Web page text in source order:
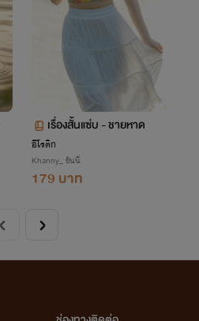
เรื่องสั้นแซ่บ - ชายหาด
อีโรติก
Khanny_ ขันนี่
179 บาท